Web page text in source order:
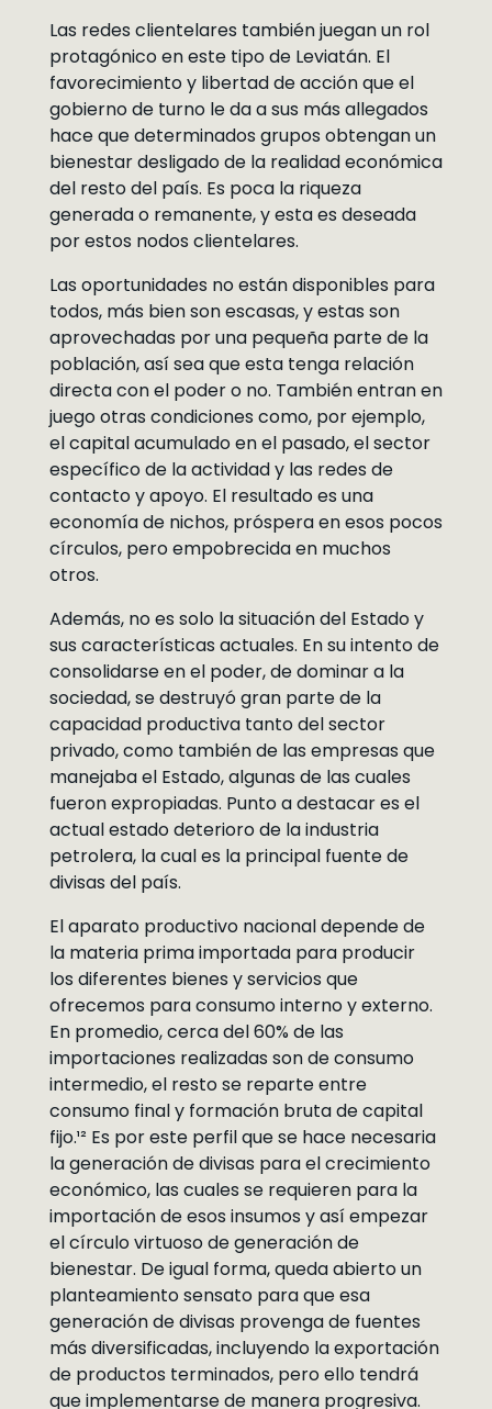
Las redes clientelares también juegan un rol
protagónico en este tipo de Leviatán. El
favorecimiento y libertad de acción que el
gobierno de turno le da a sus más allegados
hace que determinados grupos obtengan un
bienestar desligado de la realidad económica
del resto del país. Es poca la riqueza
generada o remanente, y esta es deseada
por estos nodos clientelares.
Las oportunidades no están disponibles para
todos, más bien son escasas, y estas son
aprovechadas por una pequeña parte de la
población, así sea que esta tenga relación
directa con el poder o no. También entran en
juego otras condiciones como, por ejemplo,
el capital acumulado en el pasado, el sector
específico de la actividad y las redes de
contacto y apoyo. El resultado es una
economía de nichos, próspera en esos pocos
círculos, pero empobrecida en muchos
otros.
Además, no es solo la situación del Estado y
sus características actuales. En su intento de
consolidarse en el poder, de dominar a la
sociedad, se destruyó gran parte de la
capacidad productiva tanto del sector
privado, como también de las empresas que
manejaba el Estado, algunas de las cuales
fueron expropiadas. Punto a destacar es el
actual estado deterioro de la industria
petrolera, la cual es la principal fuente de
divisas del país.
El aparato productivo nacional depende de
la materia prima importada para producir
los diferentes bienes y servicios que
ofrecemos para consumo interno y externo.
En promedio, cerca del 60% de las
importaciones realizadas son de consumo
intermedio, el resto se reparte entre
consumo final y formación bruta de capital
fijo.¹² Es por este perfil que se hace necesaria
la generación de divisas para el crecimiento
económico, las cuales se requieren para la
importación de esos insumos y así empezar
el círculo virtuoso de generación de
bienestar. De igual forma, queda abierto un
planteamiento sensato para que esa
generación de divisas provenga de fuentes
más diversificadas, incluyendo la exportación
de productos terminados, pero ello tendrá
que implementarse de manera progresiva.